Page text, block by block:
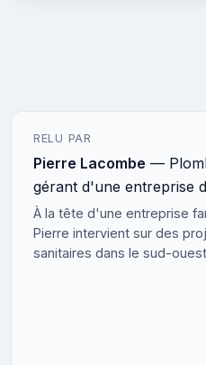
RELU PAR
Pierre Lacombe —
gérant d'une entreprise
À la tête d'une entreprise
Pierre intervient sur des
sanitaires dans le sud-